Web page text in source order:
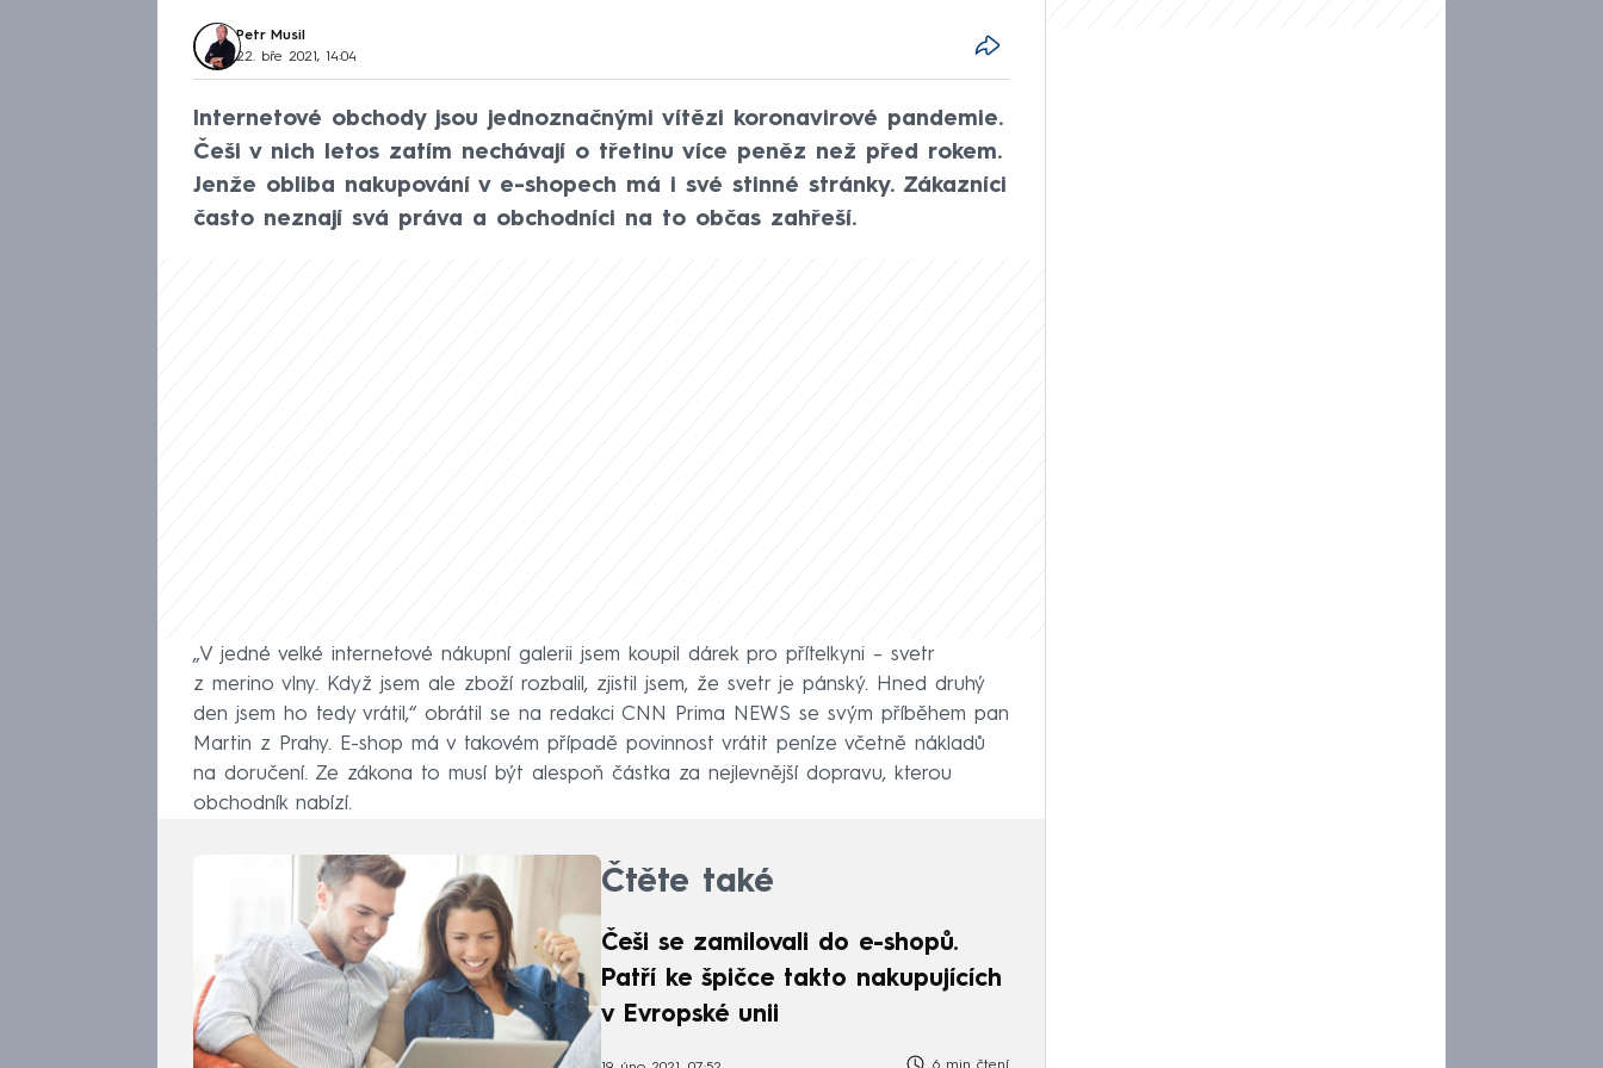
Petr Musil
22. bře 2021, 14:04
Internetové obchody jsou jednoznačnými vítězi koronavirové pandemie.
Češi v nich letos zatím nechávají o třetinu více peněz než před rokem.
Jenže obliba nakupování v e-shopech má i své stinné stránky. Zákazníci
často neznají svá práva a obchodníci na to občas zahřeší.
„V jedné velké internetové nákupní galerii jsem koupil dárek pro přítelkyni – svetr
z merino vlny. Když jsem ale zboží rozbalil, zjistil jsem, že svetr je pánský. Hned druhý
den jsem ho tedy vrátil,“ obrátil se na redakci CNN Prima NEWS se svým příběhem pan
Martin z Prahy. E-shop má v takovém případě povinnost vrátit peníze včetně nákladů
na doručení. Ze zákona to musí být alespoň částka za nejlevnější dopravu, kterou
obchodník nabízí.
Čtěte také
Češi se zamilovali do e-shopů.
Patří ke špičce takto nakupujících
v Evropské unii